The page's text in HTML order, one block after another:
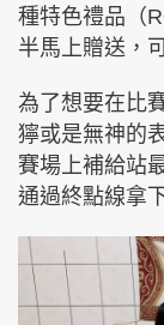
種特色禮品（
半馬上贈送，
為了想要在比
獰或是無神的
賽場上補給站
通過終點線拿